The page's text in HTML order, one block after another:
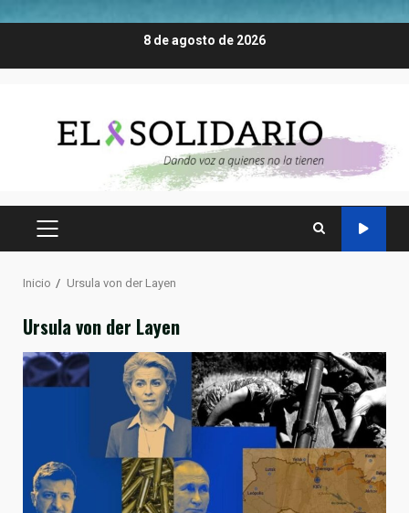
8 de agosto de 2026
MENÚ
Inicio Ursula von der Layen
Ursula von der Layen